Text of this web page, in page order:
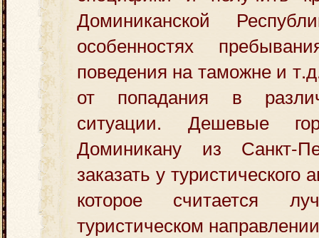
Доминиканской
особенностях
поведения на таможне и
от попадания в
ситуации. Дешевые
Доминикану из Санкт-
заказать у туристического
которое считается
туристическом